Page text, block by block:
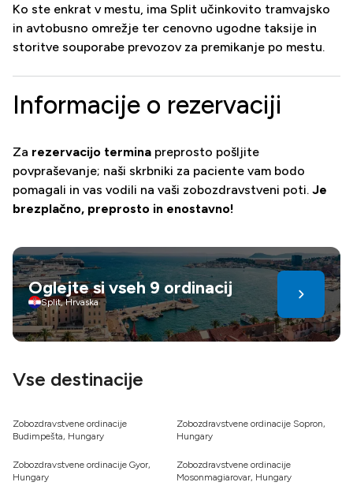
Ko ste enkrat v mestu, ima Split učinkovito tramvajsko
in avtobusno omrežje ter cenovno ugodne taksije in
storitve souporabe prevozov za premikanje po mestu.
Informacije o rezervaciji
Za rezervacijo termina preprosto pošljite
povpraševanje; naši skrbniki za paciente vam bodo
pomagali in vas vodili na vaši zobozdravstveni poti. Je
brezplačno, preprosto in enostavno!
Oglejte si vseh 9 ordinacij
Split, Hrvaska
Vse destinacije
Zobozdravstvene ordinacije
Budimpešta, Hungary
Zobozdravstvene ordinacije Sopron,
Hungary
Zobozdravstvene ordinacije Gyor,
Hungary
Zobozdravstvene ordinacije
Mosonmagiarovar, Hungary